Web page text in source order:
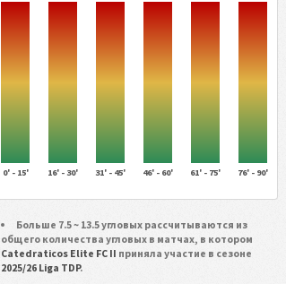
0' - 15' 16' - 30' 31' - 45' 46' - 60' 61' - 75' 76' - 90'
Больше 7.5 ~ 13.5 угловых рассчитываются из
общего количества угловых в матчах, в котором
Catedraticos Elite FC II приняла участие в сезоне
2025/26 Liga TDP.